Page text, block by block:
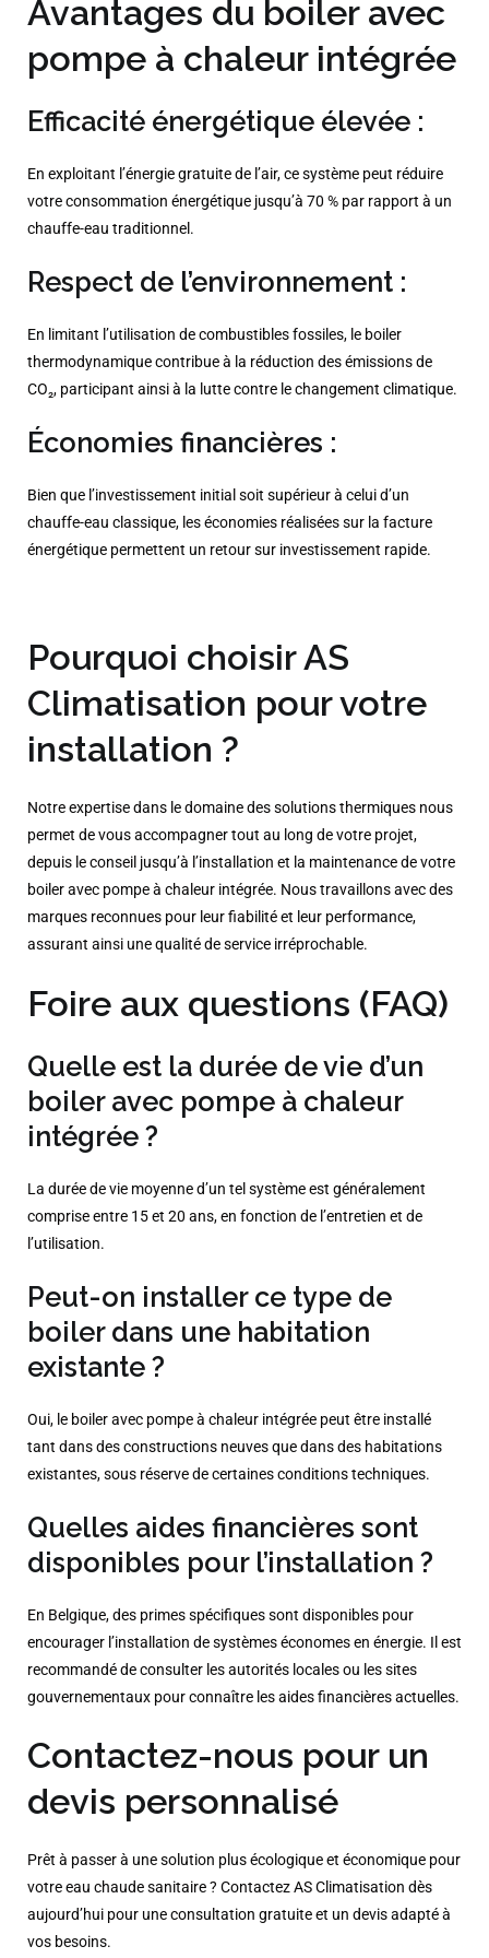
Avantages du boiler avec
pompe à chaleur intégrée
Efficacité énergétique élevée :
En exploitant l’énergie gratuite de l’air, ce système peut réduire
votre consommation énergétique jusqu’à 70 % par rapport à un
chauffe-eau traditionnel.​
Respect de l’environnement :
En limitant l’utilisation de combustibles fossiles, le boiler
thermodynamique contribue à la réduction des émissions de
CO₂, participant ainsi à la lutte contre le changement climatique.​
Économies financières :
Bien que l’investissement initial soit supérieur à celui d’un
chauffe-eau classique, les économies réalisées sur la facture
énergétique permettent un retour sur investissement rapide.​
Pourquoi choisir AS
Climatisation pour votre
installation ?
Notre expertise dans le domaine des solutions thermiques nous
permet de vous accompagner tout au long de votre projet,
depuis le conseil jusqu’à l’installation et la maintenance de votre
boiler avec pompe à chaleur intégrée. Nous travaillons avec des
marques reconnues pour leur fiabilité et leur performance,
assurant ainsi une qualité de service irréprochable.​
Foire aux questions (FAQ)
Quelle est la durée de vie d’un
boiler avec pompe à chaleur
intégrée ?
La durée de vie moyenne d’un tel système est généralement
comprise entre 15 et 20 ans, en fonction de l’entretien et de
l’utilisation.​
Peut-on installer ce type de
boiler dans une habitation
existante ?
Oui, le boiler avec pompe à chaleur intégrée peut être installé
tant dans des constructions neuves que dans des habitations
existantes, sous réserve de certaines conditions techniques.​
Quelles aides financières sont
disponibles pour l’installation ?
En Belgique, des primes spécifiques sont disponibles pour
encourager l’installation de systèmes économes en énergie. Il est
recommandé de consulter les autorités locales ou les sites
gouvernementaux pour connaître les aides financières actuelles.​
Contactez-nous pour un
devis personnalisé
Prêt à passer à une solution plus écologique et économique pour
votre eau chaude sanitaire ? Contactez AS Climatisation dès
aujourd’hui pour une consultation gratuite et un devis adapté à
vos besoins.​